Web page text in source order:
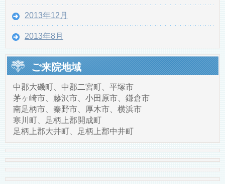
2013年12月
2013年8月
ご来院地域
中郡大磯町、中郡二宮町、平塚市
茅ヶ崎市、藤沢市、小田原市、鎌倉市
南足柄市、秦野市、厚木市、横浜市
寒川町、足柄上郡開成町
足柄上郡大井町、足柄上郡中井町